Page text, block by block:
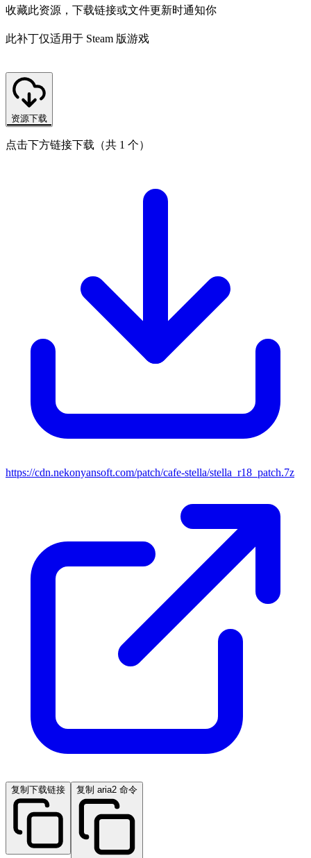
收藏此资源，下载链接或文件更新时通知你
此补丁仅适用于 Steam 版游戏
资源下载
点击下方链接下载（共 1 个）
https://cdn.nekonyansoft.com/patch/cafe-stella/stella_r18_patch.7z
复制下载链接 复制 aria2 命令